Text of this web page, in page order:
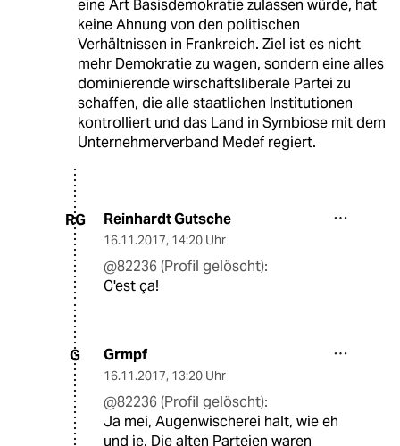
eine Art Basisdemokratie zulassen würde, hat
keine Ahnung von den politischen
Verhältnissen in Frankreich. Ziel ist es nicht
mehr Demokratie zu wagen, sondern eine alles
dominierende wirschaftsliberale Partei zu
schaffen, die alle staatlichen Institutionen
kontrolliert und das Land in Symbiose mit dem
Unternehmerverband Medef regiert.
RG Reinhardt Gutsche
16.11.2017, 14:20 Uhr
@82236 (Profil gelöscht):
C'est ça!
G Grmpf
16.11.2017, 13:20 Uhr
@82236 (Profil gelöscht):
Ja mei, Augenwischerei halt, wie eh
und je. Die alten Parteien waren